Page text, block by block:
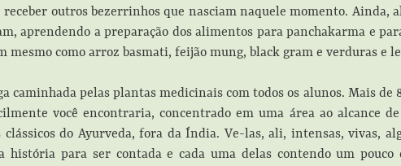
receber outros bezerrinhos que nasciam naquele momento. Ainda,
aprendendo a preparação dos alimentos para panchakarma e
mesmo como arroz basmati, feijão mung, black gram e verduras e
caminhada pelas plantas medicinais com todos os alunos. Mais de
você encontraria, concentrado em uma área ao alcance
do Ayurveda, fora da Índia. Ve-las, ali, intensas, vivas,
história para ser contada e cada uma delas contendo um